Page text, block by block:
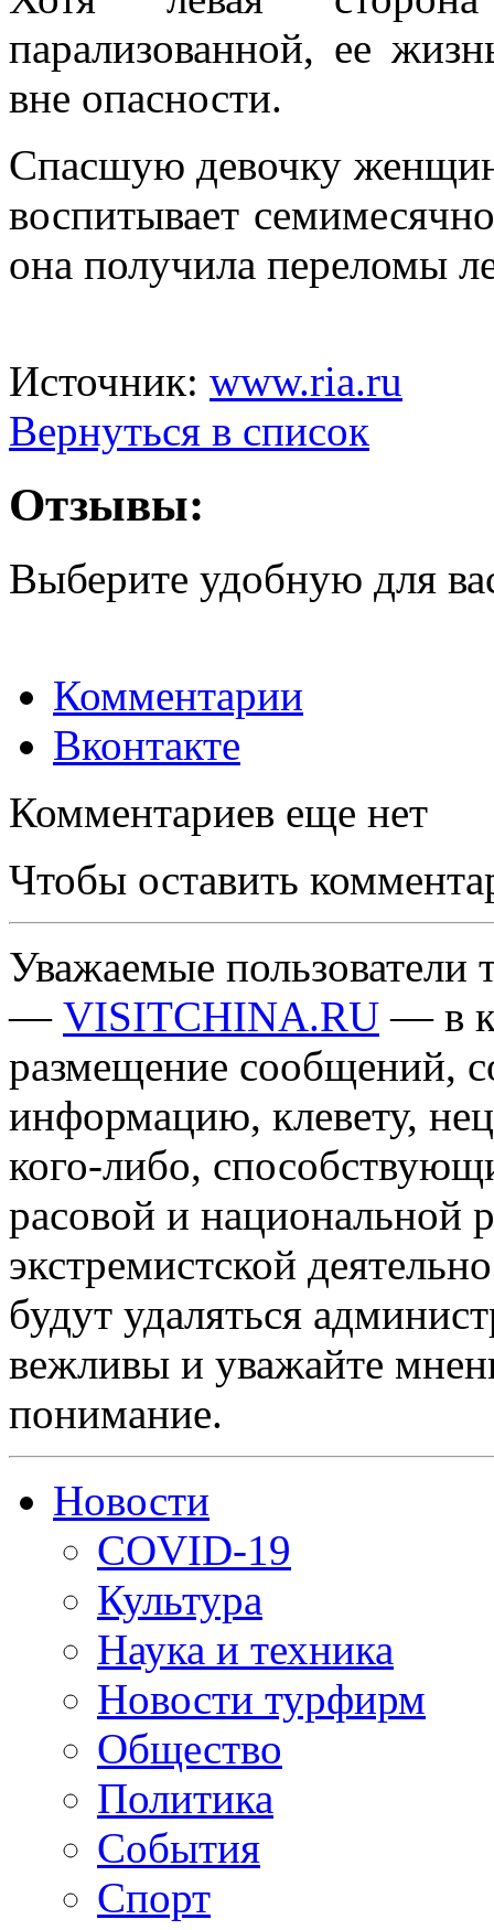
парализованной, ее
вне опасности.
Спасшую девочку
воспитывает
она получила переломы
Источник: www.ria.ru
Вернуться в список
Отзывы:
Выберите удобную для
Комментарии
Вконтакте
Комментариев еще нет
Чтобы оставить
Уважаемые пользователи
— VISITCHINA.RU — в
размещение сообщений,
информацию, клевету,
кого-либо,
расовой и национальной
экстремистской
будут удаляться
вежливы и уважайте
понимание.
Новости
COVID-19
Культура
Наука и техника
Новости турфирм
Общество
Политика
События
Спорт